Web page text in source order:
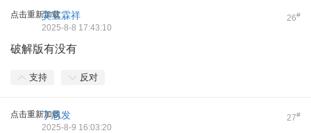
点击重新加载 26#
昊宝霖祥
2025-8-8 17:43:10
破解版有没有
支持 反对
点击重新加载 27#
丁恩发
2025-8-9 16:03:20